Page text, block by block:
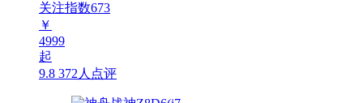
关注指数673
￥
4999
起
9.8 372人点评